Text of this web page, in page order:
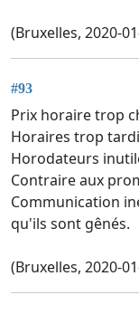
(Bruxelles, 2020-
#93
Prix horaire trop
Horaires trop
Horodateurs
Contraire aux
Communication
qu'ils sont gênés.
(Bruxelles, 2020-